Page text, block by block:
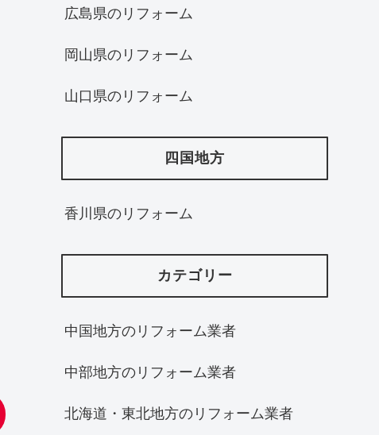
広島県のリフォーム
岡山県のリフォーム
山口県のリフォーム
四国地方
香川県のリフォーム
カテゴリー
中国地方のリフォーム業者
中部地方のリフォーム業者
北海道・東北地方のリフォーム業者